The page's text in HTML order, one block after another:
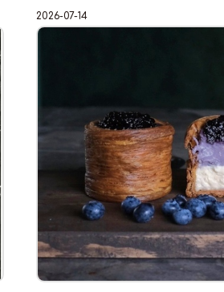
2026-07-14